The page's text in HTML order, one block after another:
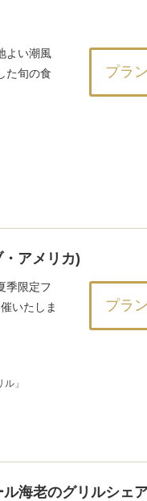
よい潮風
た旬の食
プラ
アメリカ)
季限定フ
いたしま
」
プラ
海老のグリルシェ